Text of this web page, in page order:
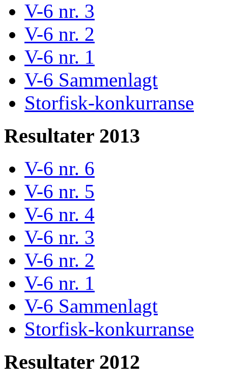
V-6 nr. 3
V-6 nr. 2
V-6 nr. 1
V-6 Sammenlagt
Storfisk-konkurranse
Resultater 2013
V-6 nr. 6
V-6 nr. 5
V-6 nr. 4
V-6 nr. 3
V-6 nr. 2
V-6 nr. 1
V-6 Sammenlagt
Storfisk-konkurranse
Resultater 2012